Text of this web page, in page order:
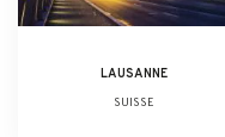
LAUSANNE
SUISSE